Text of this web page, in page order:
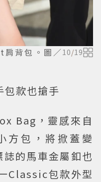
背包。圖／ 10/19
款也搶手
Bag，靈感來自
方包，將掀蓋變
的馬車金屬釦也
Classic包款外型